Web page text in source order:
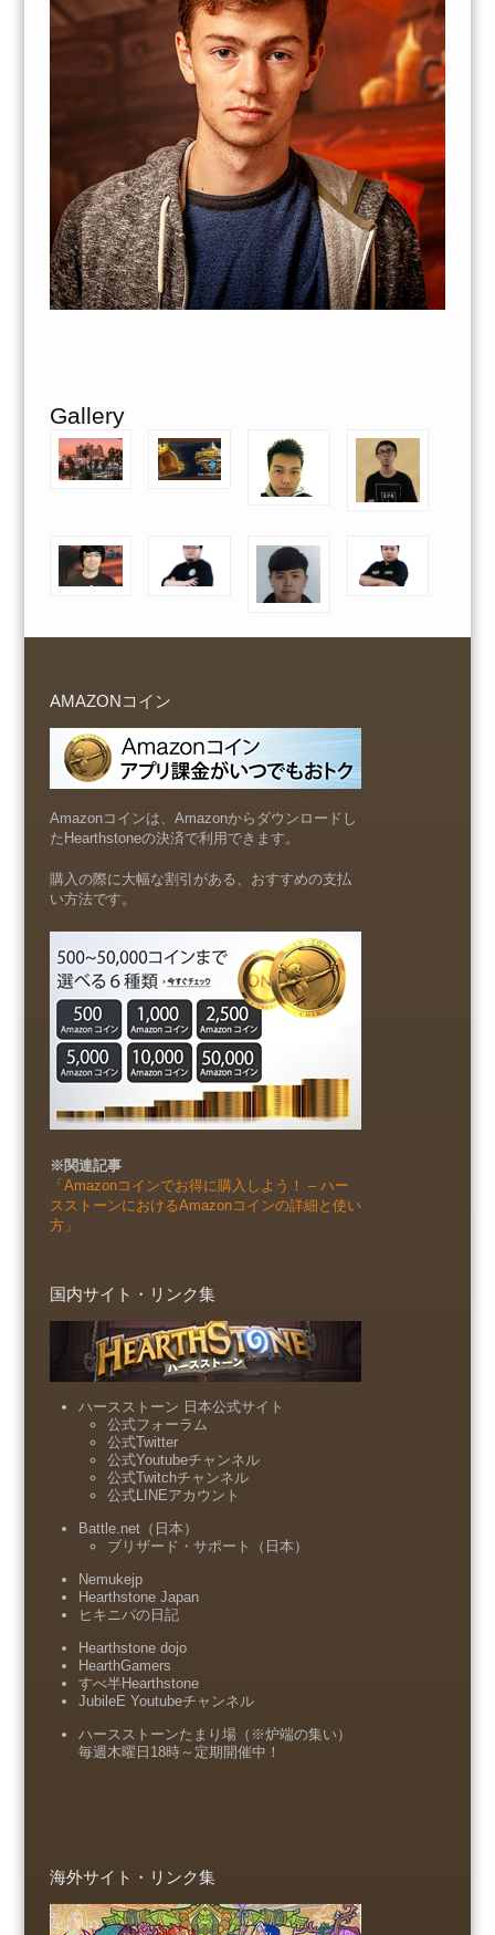
Gallery
AMAZONコイン
Amazonコインは、Amazonからダウンロードし
たHearthstoneの決済で利用できます。
購入の際に大幅な割引がある、おすすめの支払
い方法です。
※関連記事
「Amazonコインでお得に購入しよう！ – ハー
スストーンにおけるAmazonコインの詳細と使い
方」
国内サイト・リンク集
ハースストーン 日本公式サイト
公式フォーラム
公式Twitter
公式Youtubeチャンネル
公式Twitchチャンネル
公式LINEアカウント
Battle.net（日本）
ブリザード・サポート（日本）
Nemukejp
Hearthstone Japan
ヒキニパの日記
Hearthstone dojo
HearthGamers
すべ半Hearthstone
JubileE Youtubeチャンネル
ハースストーンたまり場（※炉端の集い）
毎週木曜日18時～定期開催中！
海外サイト・リンク集